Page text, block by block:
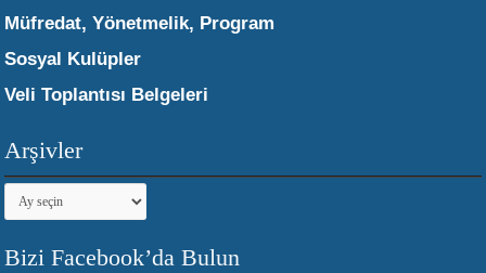
Müfredat, Yönetmelik, Program
Sosyal Kulüpler
Veli Toplantısı Belgeleri
Arşivler
Arşivler
Bizi Facebook’da Bulun